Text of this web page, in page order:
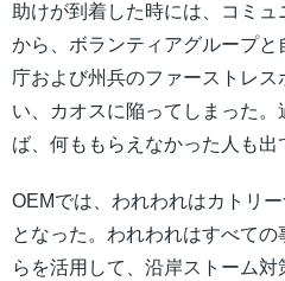
助けが到着した時には、コミ
から、ボランティアグループ
庁および州兵のファーストレ
い、カオスに陥ってしまった
ば、何ももらえなかった人も出
OEMでは、われわれはカトリ
となった。われわれはすべて
らを活用して、沿岸ストーム